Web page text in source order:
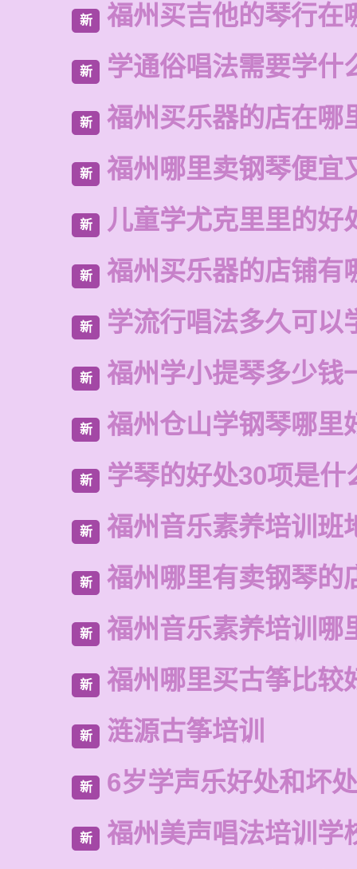
新 福州买吉他的琴行在
新 学通俗唱法需要学什
新 福州买乐器的店在哪
新 福州哪里卖钢琴便宜
新 儿童学尤克里里的好
新 福州买乐器的店铺有
新 学流行唱法多久可以
新 福州学小提琴多少钱
新 福州仓山学钢琴哪里
新 学琴的好处30项是什
新 福州音乐素养培训班
新 福州哪里有卖钢琴的
新 福州音乐素养培训哪
新 福州哪里买古筝比较
新 涟源古筝培训
新 6岁学声乐好处和坏处
新 福州美声唱法培训学